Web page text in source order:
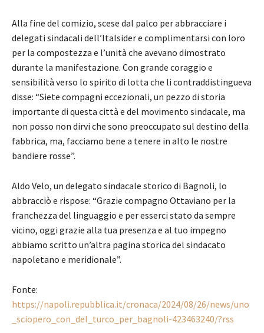
Alla fine del comizio, scese dal palco per abbracciare i
delegati sindacali dell’Italsider e complimentarsi con loro
per la compostezza e l’unità che avevano dimostrato
durante la manifestazione. Con grande coraggio e
sensibilità verso lo spirito di lotta che li contraddistingueva
disse: “Siete compagni eccezionali, un pezzo di storia
importante di questa città e del movimento sindacale, ma
non posso non dirvi che sono preoccupato sul destino della
fabbrica, ma, facciamo bene a tenere in alto le nostre
bandiere rosse”.
Aldo Velo, un delegato sindacale storico di Bagnoli, lo
abbracciò e rispose: “Grazie compagno Ottaviano per la
franchezza del linguaggio e per esserci stato da sempre
vicino, oggi grazie alla tua presenza e al tuo impegno
abbiamo scritto un’altra pagina storica del sindacato
napoletano e meridionale”.
Fonte:
https://napoli.repubblica.it/cronaca/2024/08/26/news/uno
_sciopero_con_del_turco_per_bagnoli-423463240/?rss